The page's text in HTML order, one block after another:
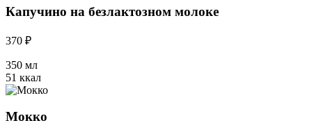
Капучино на безлактозном молоке
370 ₽
350 мл
51 ккал
Мокко